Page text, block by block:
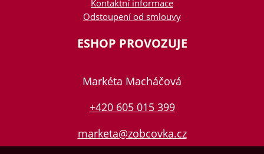
Kontaktní informace
Odstoupení od smlouvy
ESHOP PROVOZUJE
Markéta Macháčová
+420 605 015 399
marketa@zobcovka.cz